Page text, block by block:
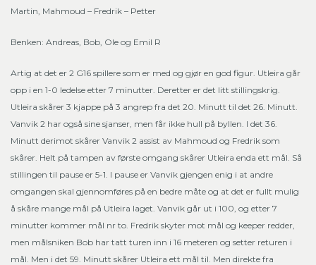
Martin, Mahmoud – Fredrik – Petter
Benken: Andreas, Bob, Ole og Emil R
Artig at det er 2 G16 spillere som er med og gjør en god figur. Utleira går
opp i en 1-0 ledelse etter 7 minutter. Deretter er det litt stillingskrig.
Utleira skårer 3 kjappe på 3 angrep fra det 20. Minutt til det 26. Minutt.
Vanvik 2 har også sine sjanser, men får ikke hull på byllen. I det 36.
Minutt derimot skårer Vanvik 2 assist av Mahmoud og Fredrik som
skårer. Helt på tampen av første omgang skårer Utleira enda ett mål. Så
stillingen til pause er 5-1. I pause er Vanvik gjengen enig i at andre
omgangen skal gjennomføres på en bedre måte og at det er fullt mulig
å skåre mange mål på Utleira laget. Vanvik går ut i 100, og etter 7
minutter kommer mål nr to. Fredrik skyter mot mål og keeper redder,
men målsniken Bob har tatt turen inn i 16 meteren og setter returen i
mål. Men i det 59. Minutt skårer Utleira ett mål til. Men direkte fra